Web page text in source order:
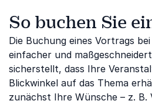
So buchen Sie
Die Buchung eines Vortrags
einfacher und
sicherstellt, dass Ihre
Blickwinkel auf das Thema
zunächst Ihre Wünsche – z.